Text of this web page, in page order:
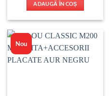
ADAUGĂ ÎN COȘ
Nou